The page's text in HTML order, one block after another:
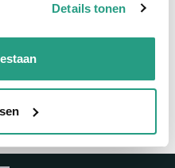
Details tonen
vr van 08:00 tot 17:00 uur.